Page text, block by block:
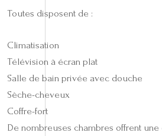
Toutes disposent de :
Climatisation
Télévision à écran plat
Salle de bain privée avec douche
Sèche-cheveux
Coffre-fort
De nombreuses chambres offrent